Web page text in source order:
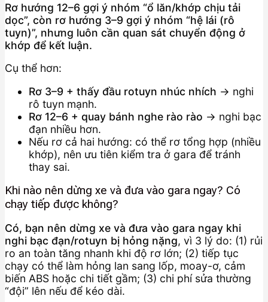
Rơ hướng 12–6 gợi ý nhóm “ổ lăn/khớp chịu tải
dọc”, còn rơ hướng 3–9 gợi ý nhóm “hệ lái (rô
tuyn)”, nhưng luôn cần quan sát chuyển động ở
khớp để kết luận.
Cụ thể hơn:
Rơ 3–9 + thấy đầu rotuyn nhúc nhích → nghi
rô tuyn mạnh.
Rơ 12–6 + quay bánh nghe rào rào → nghi bạc
đạn nhiều hơn.
Nếu rơ cả hai hướng: có thể rơ tổng hợp (nhiều
khớp), nên ưu tiên kiểm tra ở gara để tránh
thay sai.
Khi nào nên dừng xe và đưa vào gara ngay? Có
chạy tiếp được không?
Có, bạn nên dừng xe và đưa vào gara ngay khi
nghi bạc đạn/rotuyn bị hỏng nặng, vì 3 lý do: (1) rủi
ro an toàn tăng nhanh khi độ rơ lớn; (2) tiếp tục
chạy có thể làm hỏng lan sang lốp, moay-ơ, cảm
biến ABS hoặc chi tiết gầm; (3) chi phí sửa thường
“đội” lên nếu để kéo dài.